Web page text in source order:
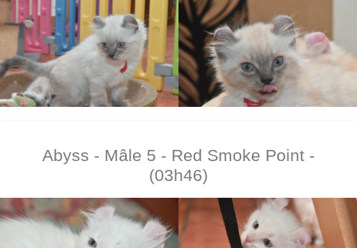
Abyss - Mâle 5 - Red Smoke Point -
(03h46)